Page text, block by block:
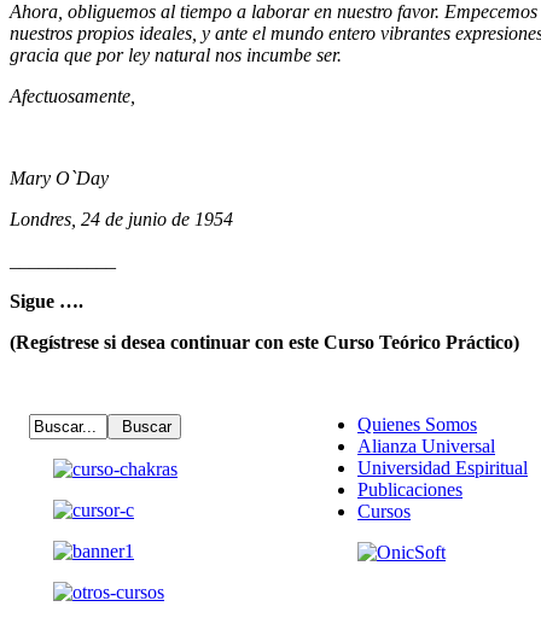
Ahora, obliguemos al tiempo a laborar en nuestro favor.
nuestros propios ideales, y ante el mundo entero vibrantes
gracia que por ley natural nos incumbe ser.
Afectuosamente,
Mary O`Day
Londres, 24 de junio de 1954
Sigue ….
(Regístrese si desea continuar con este Curso Teórico Práctico)
Quienes Somos
Alianza Universal
Universidad Espiritual
Publicaciones
Cursos